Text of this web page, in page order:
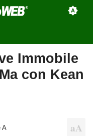
Immobile
con Kean
A